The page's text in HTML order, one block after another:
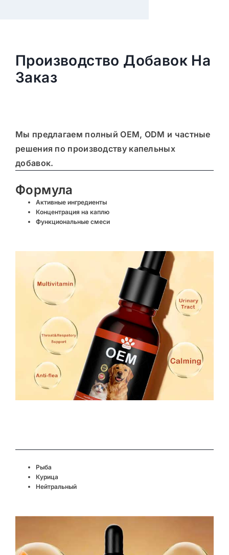
Производство Добавок На
Заказ
Мы предлагаем полныйOEM, ODM и частные
решения по производству капельных
добавок.
Формула
Активные ингредиенты
Концентрация на каплю
Функциональные смеси
Рыба
Курица
Нейтральный